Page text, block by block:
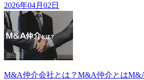
2026年04月02日
M&A仲介会社とは？M&A仲介とは